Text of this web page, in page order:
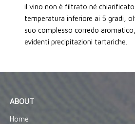
il vino non è filtrato né chiarificato
temperatura inferiore ai 5 gradi,
suo complesso corredo
evidenti precipitazioni tartariche.
ABOUT
Home